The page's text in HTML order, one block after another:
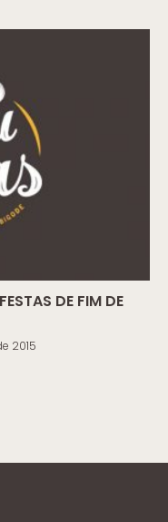
DE FIM DE
2015